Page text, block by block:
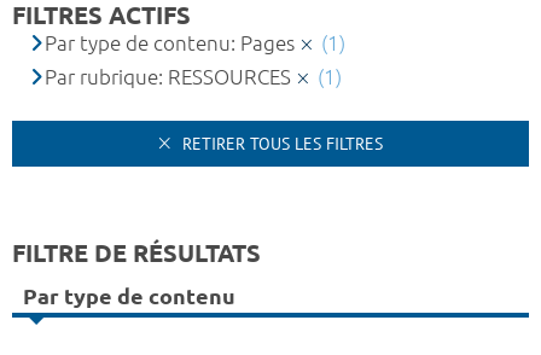
FILTRES ACTIFS
Par type de contenu: Pages
(1)
Par rubrique: RESSOURCES
(1)
RETIRER TOUS LES FILTRES
FILTRE DE RÉSULTATS
Par type de contenu